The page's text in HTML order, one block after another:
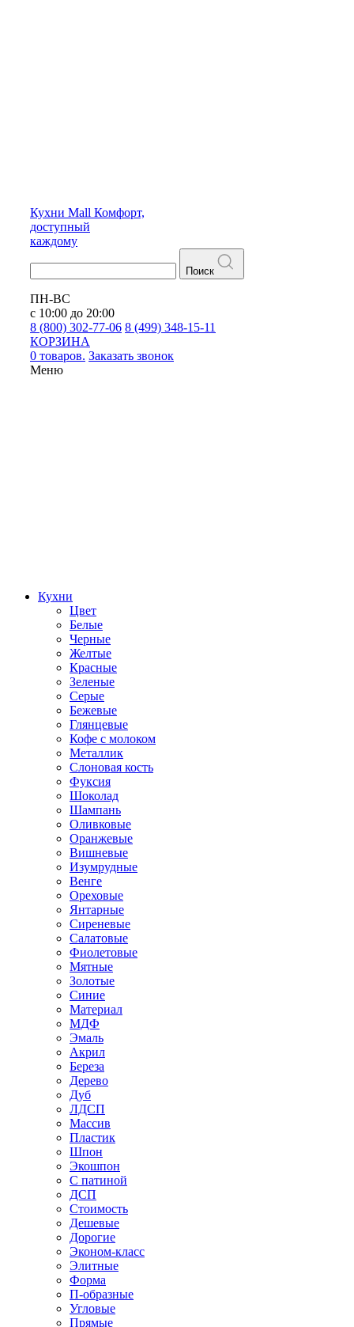
Кухни Mall Комфорт,
доступный
каждому
Поиск
ПН-ВС
с 10:00 до 20:00
8 (800) 302-77-06 8 (499) 348-15-11
КОРЗИНА
0 товаров. Заказать звонок
Меню
Кухни
Цвет
Белые
Черные
Желтые
Красные
Зеленые
Серые
Бежевые
Глянцевые
Кофе с молоком
Металлик
Слоновая кость
Фуксия
Шоколад
Шампань
Оливковые
Оранжевые
Вишневые
Изумрудные
Венге
Ореховые
Янтарные
Сиреневые
Салатовые
Фиолетовые
Мятные
Золотые
Синие
Материал
МДФ
Эмаль
Акрил
Береза
Дерево
Дуб
ЛДСП
Массив
Пластик
Шпон
Экошпон
С патиной
ДСП
Стоимость
Дешевые
Дорогие
Эконом-класс
Элитные
Форма
П-образные
Угловые
Прямые